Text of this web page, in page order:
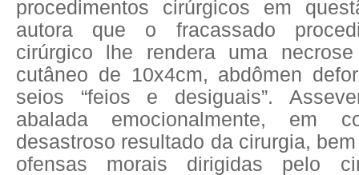
procedimentos cirúrgicos em
autora que o fracassado
cirúrgico lhe rendera uma
cutâneo de 10x4cm, abdômen
seios “feios e desiguais”.
abalada emocionalmente, em
desastroso resultado da cirurgia,
ofensas morais dirigidas pelo